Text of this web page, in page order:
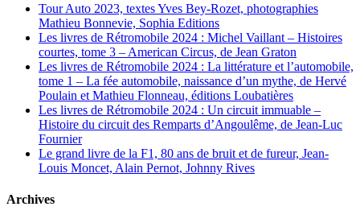
Tour Auto 2023, textes Yves Bey-Rozet, photographies
Mathieu Bonnevie, Sophia Editions
Les livres de Rétromobile 2024 : Michel Vaillant – Histoires
courtes, tome 3 – American Circus, de Jean Graton
Les livres de Rétromobile 2024 : La littérature et l’automobile,
tome 1 – La fée automobile, naissance d’un mythe, de Hervé
Poulain et Mathieu Flonneau, éditions Loubatières
Les livres de Rétromobile 2024 : Un circuit immuable –
Histoire du circuit des Remparts d’Angoulême, de Jean-Luc
Fournier
Le grand livre de la F1, 80 ans de bruit et de fureur, Jean-
Louis Moncet, Alain Pernot, Johnny Rives
Archives